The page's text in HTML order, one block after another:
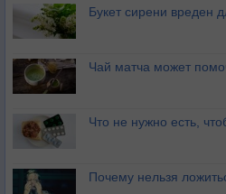
Букет сирени вреден
Чай матча может
Что не нужно есть,
Почему нельзя